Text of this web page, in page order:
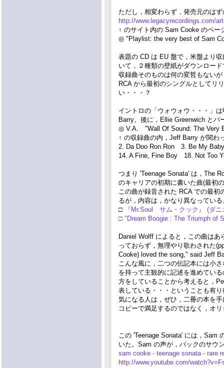
ただし，相変わらず，発売元のは
http://www.legacyrecordings.com/
↑ のサイト内の Sam Cooke のペー
◎ "Playlist: the very best of Sam
表題の CD は EU 盤で，米盤より
いて，２種類の壁紙がダウンロー
収録曲そのものは何の変哲もない
RCA から最初のシングルとしてリ
い・・・？
イントロの「ウォウォウ・・・」
Barry。後に，Ellie Greenwich と
◎ V.A. "Wall Of Sound: The Very
↑ の収録曲の内，Jeff Barry が関わ
2. Da Doo Ron Ron 3. Be My
14. A Fine, Fine Boy 18. Not Too
つまり 'Teenage Sonata' は，The
のキャリアの初期に書いた曲(最初
この曲が録音された RCA での最
るが，内容は，かなり異なっている
□
『Mr.Soul サム・クック』 (ダ
□ "Dream Boogie : The Triumph of
Daniel Wolff によると，この曲は
っておらず，無理やり歌わされた
Cooke) loved the song," said Jeff
こんな風に，二つの伝記本には小
を持って主観的に記述を進めてい
方をしていることから考えると，
表している・・・ということも有
気になる人は，ぜひ，二冊の本を
コピーで満足するのではなく，オ
この 'Teenage Sonata' には，Sam
いた。Sam の声が，バックのサウ
sam cooke - teenage sonata - rare
http://www.youtube.com/